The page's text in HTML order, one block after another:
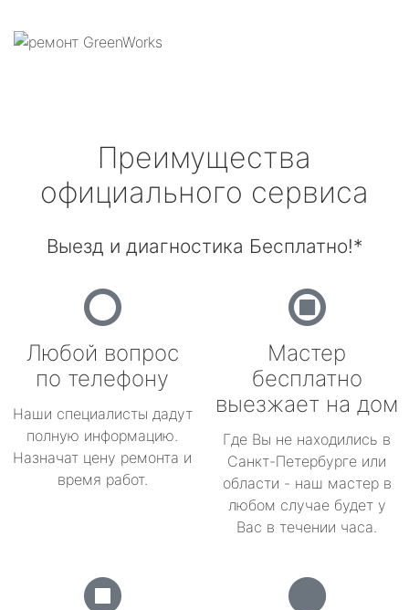
Преимущества
официального сервиса
Выезд и диагностика Бесплатно!*
Любой вопрос
по телефону
Наши специалисты дадут
полную информацию.
Назначат цену ремонта и
время работ.
Мастер
бесплатно
выезжает на дом
Где Вы не находились в
Санкт-Петербурге или
области - наш мастер в
любом случае будет у
Вас в течении часа.